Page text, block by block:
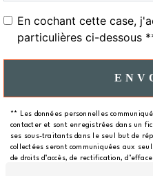
En cochant cette case,
particulières ci-dessous
** Les données personnelles
contacter et sont enregistrées dans un
ses sous-traitants dans le seul but de
collectées seront communiquées aux
de droits d’accès, de rectification,
d’opposition, de retrait de votre